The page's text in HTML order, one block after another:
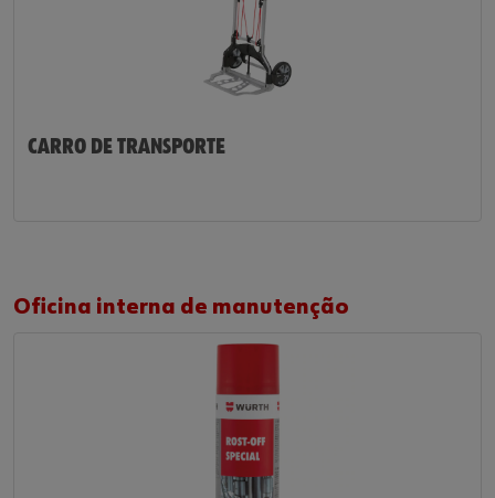
CARRO DE TRANSPORTE
Oficina interna de manutenção